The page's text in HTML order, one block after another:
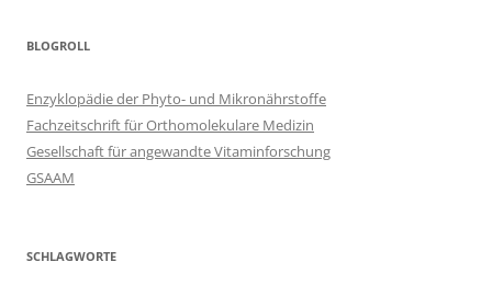
BLOGROLL
Enzyklopädie der Phyto- und Mikronährstoffe
Fachzeitschrift für Orthomolekulare Medizin
Gesellschaft für angewandte Vitaminforschung
GSAAM
SCHLAGWORTE